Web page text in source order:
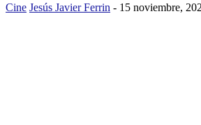
Cine Jesús Javier Ferrin - 15 noviembre,